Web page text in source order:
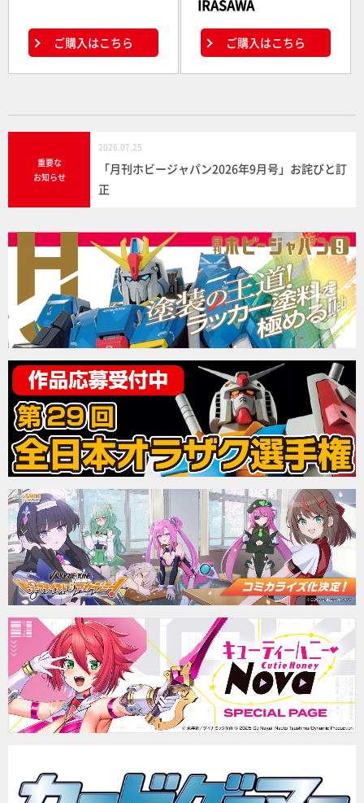
ご購入はこちら
IRASAWA
ご購入はこちら
重要な
お知らせ
2026.07.25
「月刊ホビージャパン2026年9月号」お詫びと訂
正